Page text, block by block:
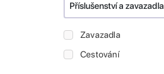
Příslušenství a zavazadla
Zavazadla
Cestování